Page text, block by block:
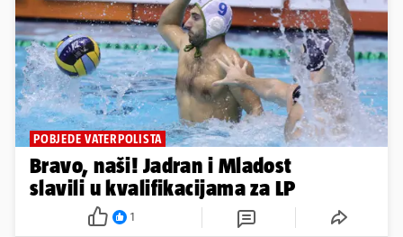
POBJEDE VATERPOLISTA
Bravo, naši! Jadran i Mladost
slavili u kvalifikacijama za LP
1